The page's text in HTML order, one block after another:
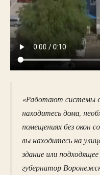
«Работают системы
находитесь дома,
помещениях без окон
вы находитесь на
здание или
губернатор